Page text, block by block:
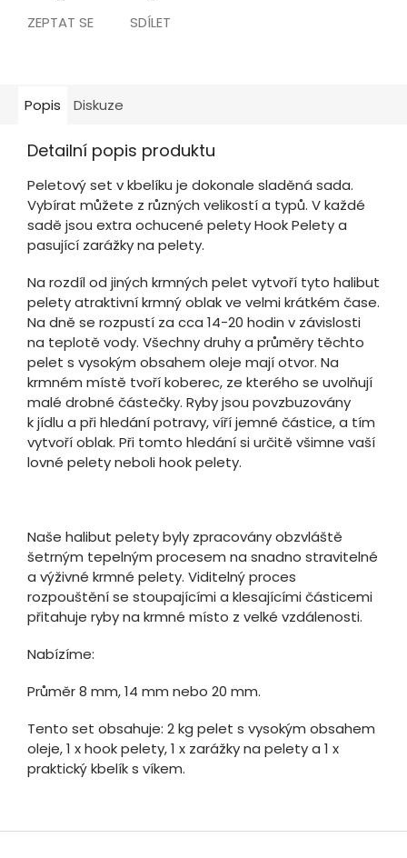
ZEPTAT SE SDÍLET
Popis Diskuze
Detailní popis produktu
Peletový set v kbelíku je dokonale sladěná sada.
Vybírat můžete z různých velikostí a typů. V každé
sadě jsou extra ochucené pelety Hook Pelety a
pasující zarážky na pelety.
Na rozdíl od jiných krmných pelet vytvoří tyto halibut
pelety atraktivní krmný oblak ve velmi krátkém čase.
Na dně se rozpustí za cca 14-20 hodin v závislosti
na teplotě vody. Všechny druhy a průměry těchto
pelet s vysokým obsahem oleje mají otvor. Na
krmném místě tvoří koberec, ze kterého se uvolňují
malé drobné částečky. Ryby jsou povzbuzovány
k jídlu a při hledání potravy, víří jemné částice, a tím
vytvoří oblak. Při tomto hledání si určitě všimne vaší
lovné pelety neboli hook pelety.
Naše halibut pelety byly zpracovány obzvláště
šetrným tepelným procesem na snadno stravitelné
a výživné krmné pelety. Viditelný proces
rozpouštění se stoupajícími a klesajícími částicemi
přitahuje ryby na krmné místo z velké vzdálenosti.
Nabízíme:
Průměr 8 mm, 14 mm nebo 20 mm.
Tento set obsahuje: 2 kg pelet s vysokým obsahem
oleje, 1 x hook pelety, 1 x zarážky na pelety a 1 x
praktický kbelík s víkem.
Z